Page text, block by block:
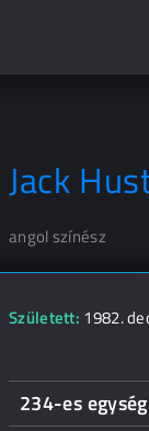
Jack
angol színész
Született: 1982.
234-es egység